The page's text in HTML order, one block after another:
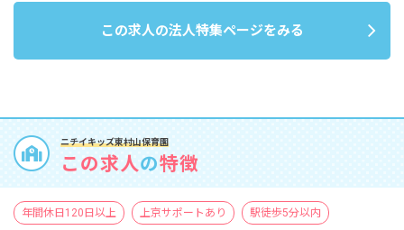
この求人の法人特集ページをみる
ニチイキッズ東村山保育園
この求人の特徴
年間休日120日以上 上京サポートあり 駅徒歩5分以内